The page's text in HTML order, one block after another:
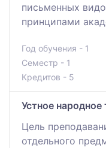
письменных
принципами
Год обучения - 1
Семестр - 1
Кредитов - 5
Устное народное
Цель
отдельного